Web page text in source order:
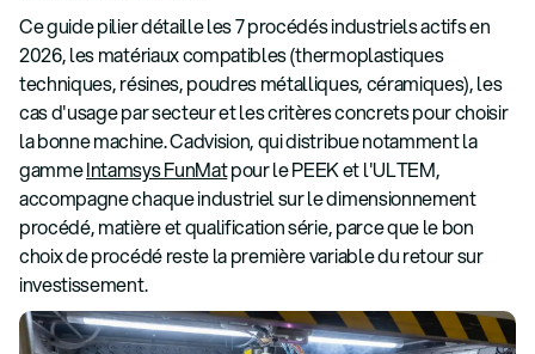
Ce guide pilier détaille les 7 procédés industriels actifs en
2026, les matériaux compatibles (thermoplastiques
techniques, résines, poudres métalliques, céramiques), les
cas d'usage par secteur et les critères concrets pour choisir
la bonne machine. Cadvision, qui distribue notamment la
gammeIntamsys FunMatpour le PEEK et l'ULTEM,
accompagne chaque industriel sur le dimensionnement
procédé, matière et qualification série, parce que le bon
choix de procédé reste la première variable du retour sur
investissement.